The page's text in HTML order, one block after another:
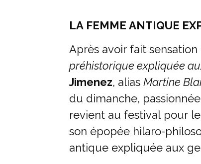
LA FEMME ANTIQUE
Après avoir fait sensation
préhistorique expliquée
Jimenez, alias Martine
du dimanche,
revient au festival pour
son épopée hilaro-
antique expliquée aux